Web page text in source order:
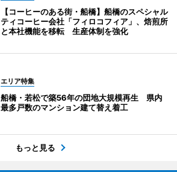
【コーヒーのある街・船橋】船橋のスペシャル
ティコーヒー会社「フィロコフィア」、焙煎所
と本社機能を移転 生産体制を強化
エリア特集
船橋・若松で築56年の団地大規模再生 県内
最多戸数のマンション建て替え着工
もっと見る